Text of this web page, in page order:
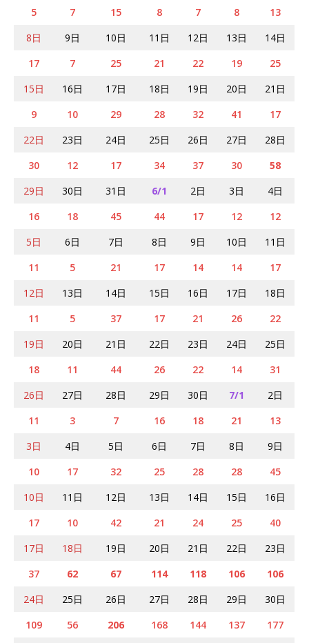
5
7 15 8 7 8
13
8日
9日 10日 11日 12日 13日
14日
17
7 25 21 22 19
25
15日
16日 17日 18日 19日 20日
21日
9
10 29 28 32 41
17
22日
23日 24日 25日 26日 27日
28日
30
12 17 34 37 30
58
29日
30日 31日 6/1 2日 3日
4日
16
18 45 44 17 12
12
5日
6日 7日 8日 9日 10日
11日
11
5 21 17 14 14
17
12日
13日 14日 15日 16日 17日
18日
11
5 37 17 21 26
22
19日
20日 21日 22日 23日 24日
25日
18
11 44 26 22 14
31
26日
27日 28日 29日 30日 7/1
2日
11
3 7 16 18 21
13
3日
4日 5日 6日 7日 8日
9日
10
17 32 25 28 28
45
10日
11日 12日 13日 14日 15日
16日
17
10 42 21 24 25
40
17日
18日 19日 20日 21日 22日
23日
37
62 67 114 118 106
106
24日
25日 26日 27日 28日 29日
30日
109
56 206 168 144 137
177